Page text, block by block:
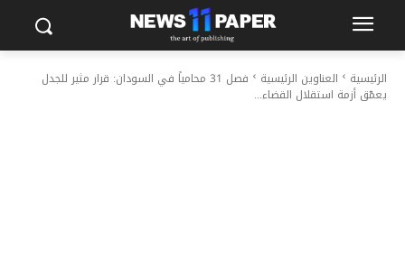
الرئيسية العناوين الرئيسية
فصل 31 محامياً في السودان: قرار مثير للجدل
يعمّق أزمة استقلال القضاء...